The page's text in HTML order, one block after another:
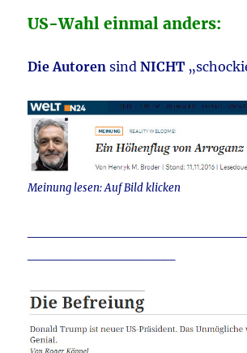
US-Wahl einmal anders:
Die Autoren sindNICHT
Meinung lesen: Auf Bild klicken